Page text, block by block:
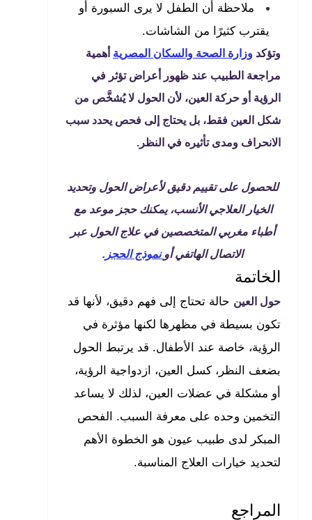
ملاحظة أن الطفل لا يرى السبورة أو
يقترب كثيرًا من الشاشات.
وتؤكد وزارة الصحة والسكان المصرية أهمية
مراجعة الطبيب عند ظهور أعراض تؤثر في
الرؤية أو حركة العين، لأن الحول لا يُشخَّص من
شكل العين فقط، بل يحتاج إلى فحص يحدد سبب
الانحراف ومدى تأثيره في النظر.
للحصول على تقييم دقيق لأعراض الحول وتحديد
الخيار العلاجي الأنسب، يمكنك حجز موعد مع
أطباء مغربي المتخصصين في علاج الحول عبر
الاتصال الهاتفيأو نموذج الحجز .
الخاتمة
حول العين حالة تحتاج إلى فهم دقيق، لأنها قد
تكون بسيطة في مظهرها لكنها مؤثرة في
الرؤية، خاصة عند الأطفال. قد يرتبط الحول
بضعف النظر، كسل العين، ازدواجية الرؤية،
أو مشكلة في عضلات العين، لذلك لا يساعد
التخمين وحده على معرفة السبب. الفحص
المبكر لدى طبيب عيون هو الخطوة الأهم
لتحديد خيارات العلاج المناسبة.
المراجع